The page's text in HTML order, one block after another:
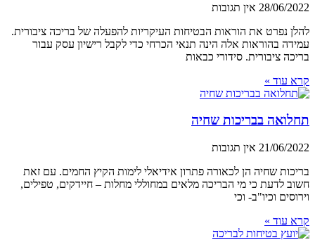
28/06/2022 אין תגובות
להלן נפרט את הוראות הבטיחות העיקריות להפעלה של בריכה ציבורית.
עמידה בהוראות אלה הינה תנאי הכרחי כדי לקבל רישיון עסק עבור
בריכה ציבורית. סידורי כבאות
קרא עוד »
תחלואה בבריכות שחיה
21/06/2022 אין תגובות
בריכות שחיה הן לכאורה פתרון אידיאלי לימות הקיץ החמים. עם זאת
חשוב לדעת כי מי הבריכה מלאים במחוללי מחלות – חיידקים, טפילים,
וירוסים וכיו"ב- וכי
קרא עוד »